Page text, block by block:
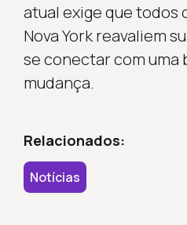
atual exige que todos
Nova York reavaliem
se conectar com uma
mudança.
Relacionados:
Notícias